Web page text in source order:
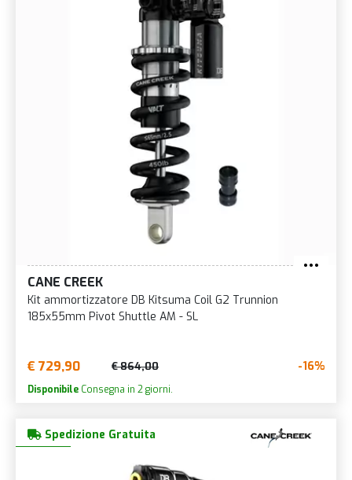
CANE CREEK
Kit ammortizzatore DB Kitsuma Coil G2 Trunnion
185x55mm Pivot Shuttle AM - SL
€ 729,90 € 864,00 -16%
Disponibile Consegna in 2 giorni.
Spedizione Gratuita